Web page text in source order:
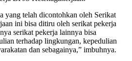
yang telah dicontohkan oleh Serikat
ini bisa ditiru oleh serikat pekerja
serikat pekerja lainnya bisa
terhadap lingkungan, kepedulian
dan sebagainya,” imbuhnya.